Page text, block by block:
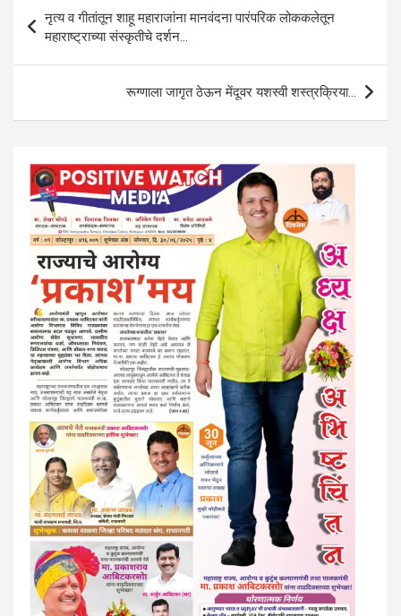
p
p
o
k
m
navigation
नृत्य व गीतांतून शाहू महाराजांना मानवंदना पारंपरिक लोककलेतून
महाराष्ट्राच्या संस्कृतीचे दर्शन…
रूग्णाला जागृत ठेऊन मेंदूवर यशस्वी शस्त्रक्रिया…